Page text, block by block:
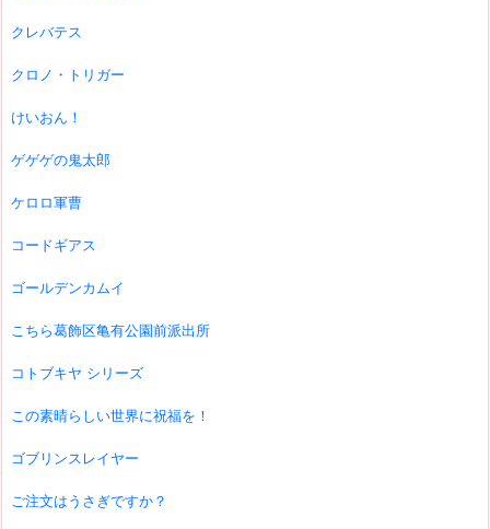
クレバテス
クロノ・トリガー
けいおん！
ゲゲゲの鬼太郎
ケロロ軍曹
コードギアス
ゴールデンカムイ
こちら葛飾区亀有公園前派出所
コトブキヤ シリーズ
この素晴らしい世界に祝福を！
ゴブリンスレイヤー
ご注文はうさぎですか？